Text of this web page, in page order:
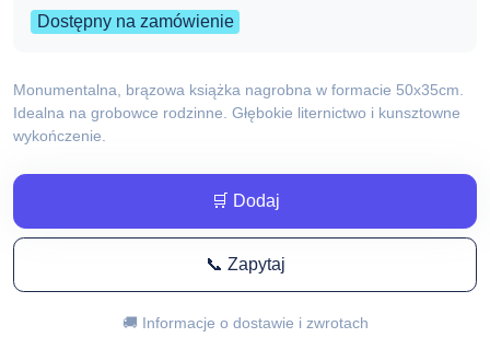
Dostępny na zamówienie
Monumentalna, brązowa książka nagrobna w formacie 50x35cm.
Idealna na grobowce rodzinne. Głębokie liternictwo i kunsztowne
wykończenie.
🛒 Dodaj
📞 Zapytaj
🚚 Informacje o dostawie i zwrotach